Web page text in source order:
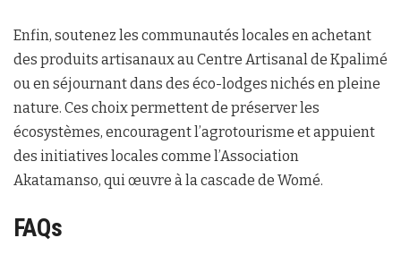
Enfin, soutenez les communautés locales en achetant
des produits artisanaux au Centre Artisanal de Kpalimé
ou en séjournant dans des éco-lodges nichés en pleine
nature. Ces choix permettent de préserver les
écosystèmes, encouragent l’agrotourisme et appuient
des initiatives locales comme l’Association
Akatamanso, qui œuvre à la cascade de Womé.
FAQs